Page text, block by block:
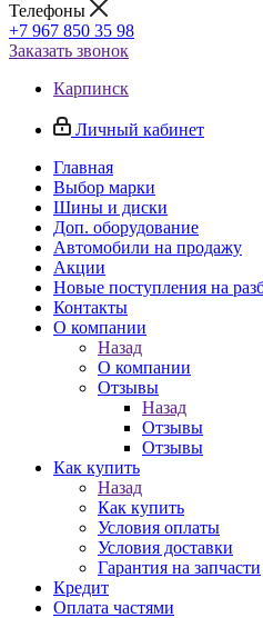
Телефоны
+7 967 850 35 98
Заказать звонок
Карпинск
Личный кабинет
Главная
Выбор марки
Шины и диски
Доп. оборудование
Автомобили на продажу
Акции
Новые поступления на
Контакты
О компании
Назад
О компании
Отзывы
Назад
Отзывы
Отзывы
Как купить
Назад
Как купить
Условия оплаты
Условия доставки
Гарантия на запчасти
Кредит
Оплата частями